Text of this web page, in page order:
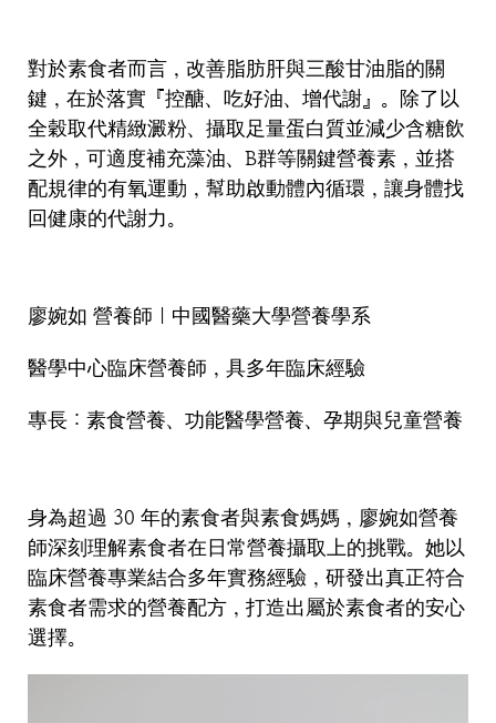
對於素食者而言，改善脂肪肝與三酸甘油脂的關
鍵，在於落實『控醣、吃好油、增代謝』。除了以
全穀取代精緻澱粉、攝取足量蛋白質並減少含糖飲
之外，可適度補充藻油、B群等關鍵營養素，並搭
配規律的有氧運動，幫助啟動體內循環，讓身體找
回健康的代謝力。
廖婉如 營養師｜中國醫藥大學營養學系
醫學中心臨床營養師，具多年臨床經驗
專長：素食營養、功能醫學營養、孕期與兒童營養
身為超過 30 年的素食者與素食媽媽，廖婉如營養
師深刻理解素食者在日常營養攝取上的挑戰。她以
臨床營養專業結合多年實務經驗，研發出真正符合
素食者需求的營養配方，打造出屬於素食者的安心
選擇。